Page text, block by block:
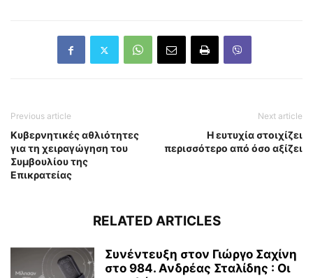
Previous article
Κυβερνητικές αθλιότητες
για τη χειραγώγηση του
Συμβουλίου της
Επικρατείας
Next article
Η ευτυχία στοιχίζει
περισσότερο από όσο αξίζει
RELATED ARTICLES
Συνέντευξη στον Γιώργο Σαχίνη
στο 984. Ανδρέας Σταλίδης : Οι